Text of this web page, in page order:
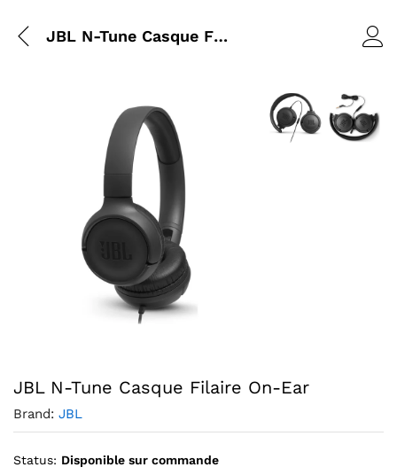
JBL N-Tune Casque Filaire On-Ear
JBL N-Tune Casque Filaire On-Ear
Brand: JBL
Status: Disponible sur commande